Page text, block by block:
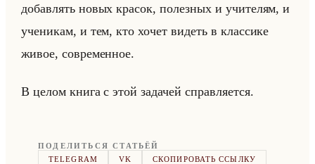
до­бав­лять новых кра­сок, по­лез­ных и учи­те­лям, и
уче­ни­кам, и тем, кто хочет ви­деть в клас­си­ке
живое, со­вре­мен­ное.
В целом книга с этой за­да­чей справ­ля­ет­ся.
ПОДЕЛИТЬСЯ СТАТЬЁЙ
TELEGRAM
VK СКОПИРОВАТЬ ССЫЛКУ